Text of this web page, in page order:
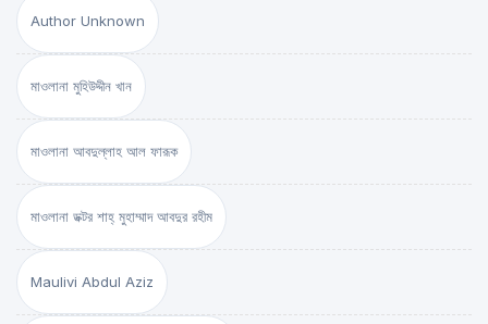
Author Unknown
মাওলানা মুহিউদ্দীন খান
মাওলানা আবদুল্লাহ আল ফারূক
মাওলানা ডক্টর শাহ্‌ মুহাম্মাদ আবদুর রহীম
Maulivi Abdul Aziz